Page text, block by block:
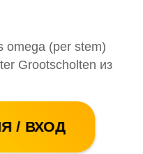
omega (per stem)
Grootscholten из
/ ВХОД